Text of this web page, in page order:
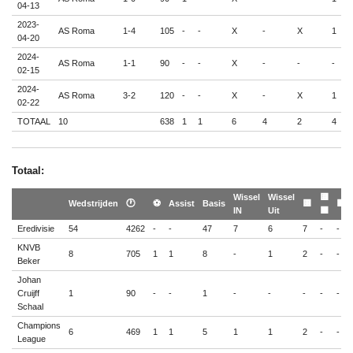
04-13
2023-
04-20
AS Roma 1-4 105 - - X - X 1
2024-
02-15
AS Roma 1-1 90 - - X - - -
2024-
02-22
AS Roma 3-2 120 - - X - X 1
TOTAAL 10 638 1 1 6 4 2 4
Totaal:
Wedstrijden 🕐 ⚽ Assist Basis
Wissel
IN
Wissel
Uit
🟨
🟨
Eredivisie 54 4262 - - 47 7 6 7 -
-
KNVB
Beker
8 705 1 1 8 - 1 2 - -
Johan
Cruijff
Schaal
1 90 - - 1 - - - - -
Champions
League
6 469 1 1 5 1 1 2 - -